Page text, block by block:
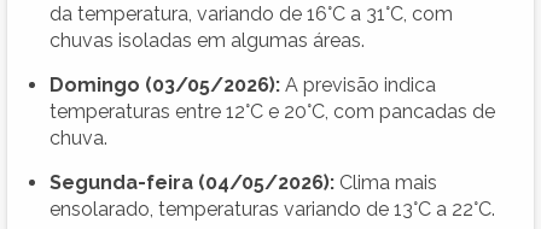
da temperatura, variando de 16°C a 31°C, com
chuvas isoladas em algumas áreas.
Domingo (03/05/2026): A previsão indica
temperaturas entre 12°C e 20°C, com pancadas de
chuva.
Segunda-feira (04/05/2026): Clima mais
ensolarado, temperaturas variando de 13°C a 22°C.